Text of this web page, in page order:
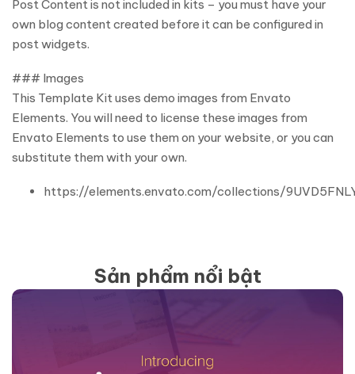
Post Content is not included in kits – you must have your
own blog content created before it can be configured in
post widgets.
### Images
This Template Kit uses demo images from Envato
Elements. You will need to license these images from
Envato Elements to use them on your website, or you can
substitute them with your own.
https://elements.envato.com/collections/
Sản phẩm nổi bật